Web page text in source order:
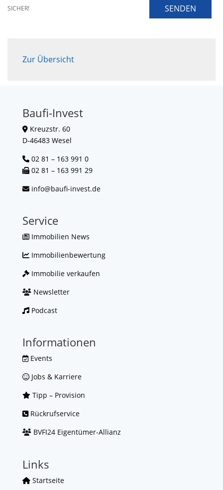
SICHER! SENDEN
Zur Übersicht
Baufi-Invest
Kreuzstr. 60
D-46483 Wesel
02 81 – 163 991 0
02 81 – 163 991 29
info@baufi-invest.de
Service
Immobilien News
Immobilienbewertung
Immobilie verkaufen
Newsletter
Podcast
Informationen
Events
Jobs & Karriere
Tipp – Provision
Rückrufservice
BVFI24 Eigentümer-Allianz
Links
Startseite